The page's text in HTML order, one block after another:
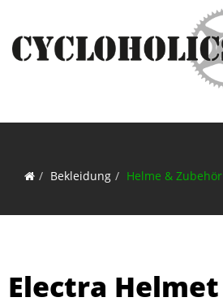
Bekleidung Helme & Zubehör
Electra